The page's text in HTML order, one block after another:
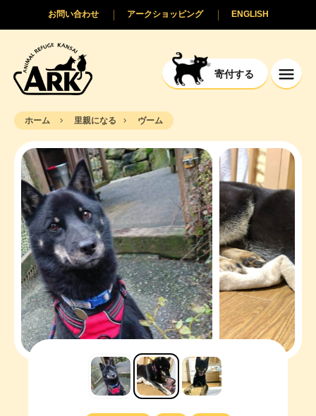
寄付する
ENGLISH
アークショッピング
お問い合わせ
ホーム 里親になる ヴーム